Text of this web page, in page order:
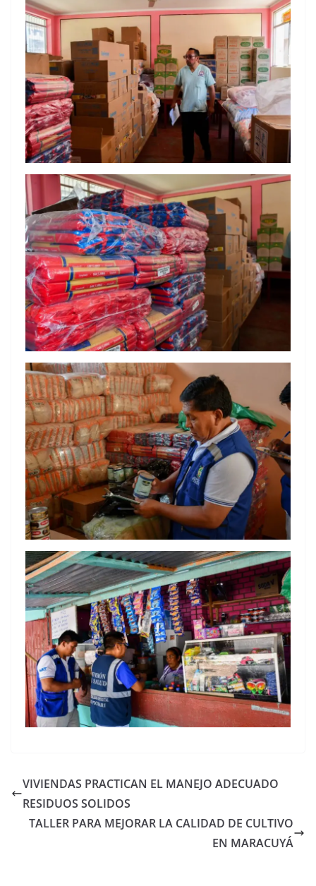
VIVIENDAS PRACTICAN EL MANEJO ADECUADO
RESIDUOS SOLIDOS
TALLER PARA MEJORAR LA CALIDAD DE CULTIVO
EN MARACUYÁ